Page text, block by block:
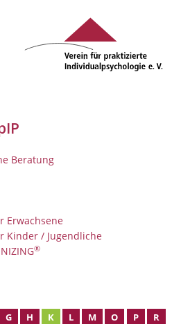
Beratung
Erwachsene
Kinder / Jugendliche
®
G H K L M O P
R